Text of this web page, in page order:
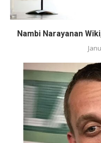
Nambi Narayanan